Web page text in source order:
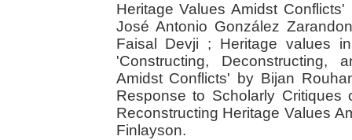
Heritage Values Amidst
José Antonio González
Faisal Devji ; Heritage values
'Constructing, Deconstructing,
Amidst Conflicts' by Bijan
Response to Scholarly Critiques
Reconstructing Heritage Values
Finlayson.